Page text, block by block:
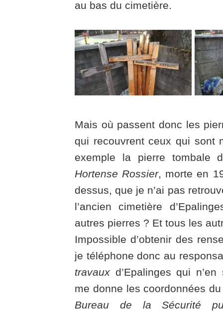
au bas du cimetière.
Mais où passent donc les
qui recouvrent ceux qui sont
exemple la pierre tombale
Hortense Rossier, morte en
dessus, que je n’ai pas
l’ancien cimetière
autres pierres ? Et tous les
Impossible d’obtenir des
je téléphone donc au
travaux d’Epalinges qui
me donne les coordonnées
Bureau de la Sécurité